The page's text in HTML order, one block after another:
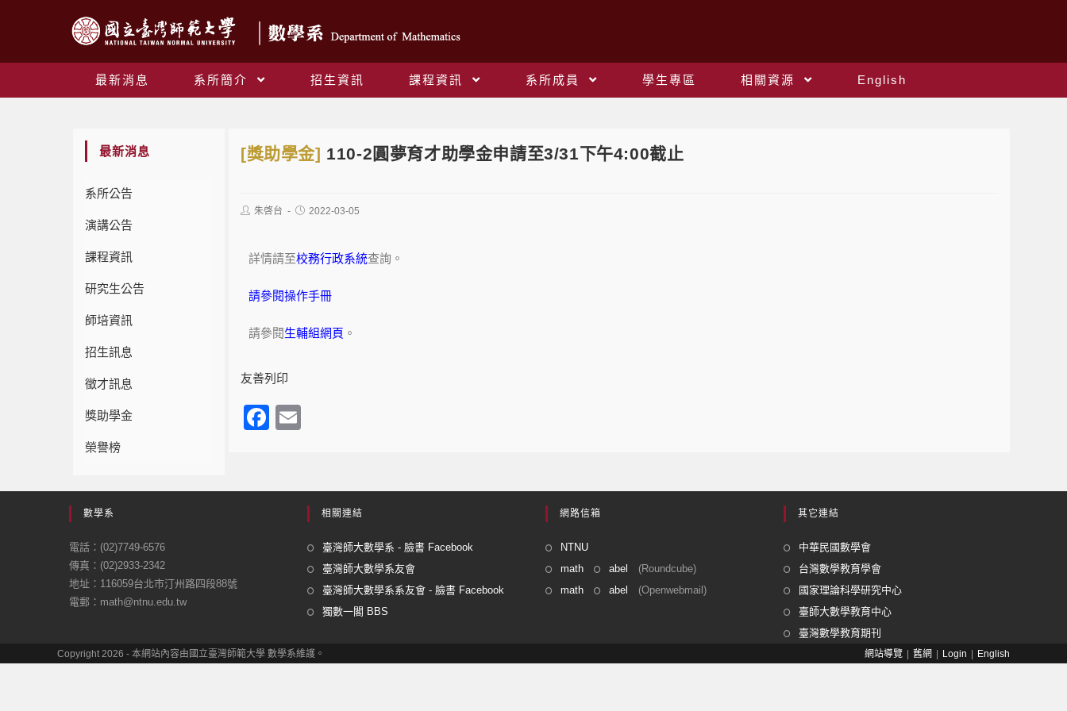
最新消息 系所簡介 招生資訊 課程資訊 系所成員 學生專區 相關資源
English
最新消息
系所公告
演講公告
課程資訊
研究生公告
師培資訊
招生訊息
徵才訊息
獎助學金
榮譽榜
[獎助學金] 110-2圓夢育才助學金申請至3/31下午4:00截止
朱啓台 2022-03-05
詳情請至校務行政系統查詢。
請參閱操作手冊
請參閱生輔組網頁 。
友善列印
F
e
數學系
電話：(02)7749-6576
傳真：(02)2933-2342
地址：116059台北市汀州路四段88號
電郵：math@ntnu.edu.tw
相關連結
臺灣師大數學系 - 臉書 Facebook
臺灣師大數學系友會
臺灣師大數學系系友會 - 臉書 Facebook
獨數一閣 BBS
網路信箱
NTNU
math
abel
(Roundcube)
math
abel (Openwebmail)
其它連結
中華民國數學會
台灣數學教育學會
國家理論科學研究中心
臺師大數學教育中心
臺灣數學教育期刊
網站導覽 舊網 Login English
Copyright 2026 - 本網站內容由國立臺灣師範大學 數學系維護。